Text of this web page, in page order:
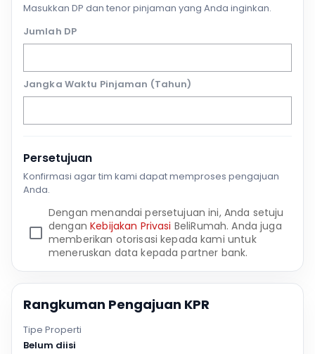
Masukkan DP dan tenor pinjaman yang Anda inginkan.
Jumlah DP
Jangka Waktu Pinjaman (Tahun)
Persetujuan
Konfirmasi agar tim kami dapat memproses pengajuan
Anda.
Dengan menandai persetujuan ini, Anda setuju
denganKebijakan Privasi BeliRumah. Anda juga
memberikan otorisasi kepada kami untuk
meneruskan data kepada partner bank.
Rangkuman Pengajuan KPR
Tipe Properti
Belum diisi